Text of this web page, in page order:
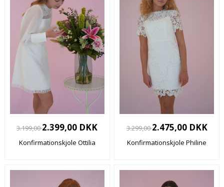
3.199,002.399,00 DKK
Konfirmationskjole Ottilia
3.299,002.475,00 DKK
Konfirmationskjole Philine